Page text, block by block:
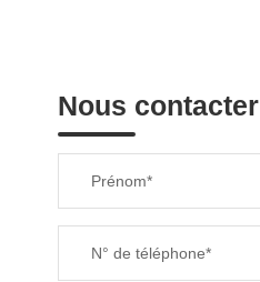
Nous contacter
Prénom*
N° de téléphone*